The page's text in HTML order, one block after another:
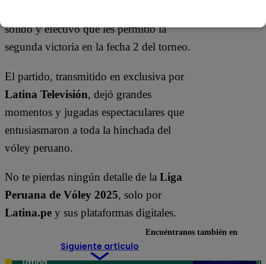
sólido y efectivo que les permitió la
segunda victoria en la fecha 2 del torneo.
El partido, transmitido en exclusiva por
Latina Televisión, dejó grandes
momentos y jugadas espectaculares que
entusiasmaron a toda la hinchada del
vóley peruano.
No te pierdas ningún detalle de la Liga
Peruana de Vóley 2025, solo por
Latina.pe y sus plataformas digitales.
Siguiente artículo
Encuéntranos también en